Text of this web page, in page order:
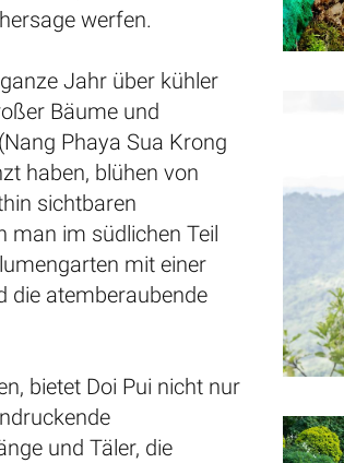
werfen.
Jahr über kühler
Bäume und
Phaya Sua Krong
haben, blühen von
sichtbaren
man im südlichen Teil
mit einer
die atemberaubende
bietet Doi Pui nicht nur
und Täler, die